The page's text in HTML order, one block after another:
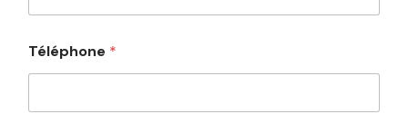
o
m
a
Téléphone *